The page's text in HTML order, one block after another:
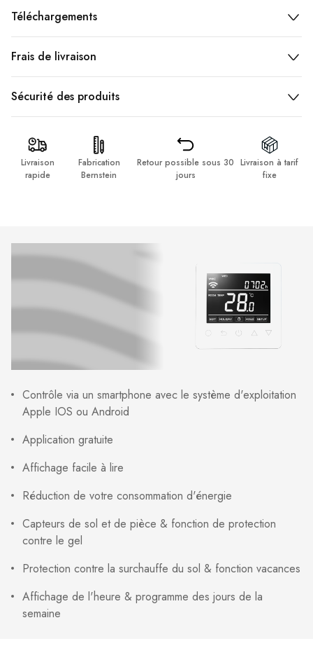
Téléchargements
Frais de livraison
Sécurité des produits
Livraison
rapide
Fabrication
Bernstein
Retour possible sous 30
jours
Livraison à tarif
fixe
Contrôle via un smartphone avec le système d'exploitation
Apple IOS ou Android
Application gratuite
Affichage facile à lire
Réduction de votre consommation d'énergie
Capteurs de sol et de pièce & fonction de protection
contre le gel
Protection contre la surchauffe du sol & fonction vacances
Affichage de l'heure & programme des jours de la
semaine